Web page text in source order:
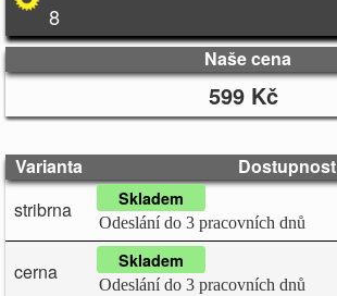
8
Naše cena
599 Kč
Varianta
Dostupnost
stribrna
Skladem
Odeslání do 3 pracovních dnů
cerna Skladem
Odeslání do 3 pracovních dnů